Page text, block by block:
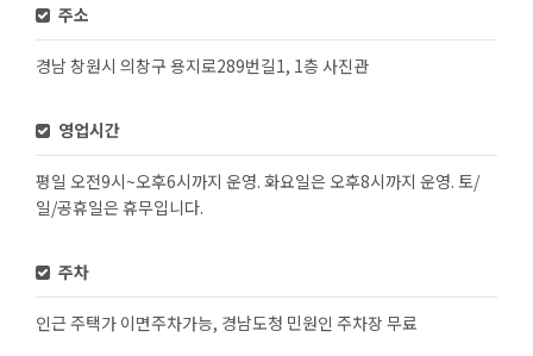
주소
경남 창원시 의창구 용지로289번길1, 1층 사진관
영업시간
평일 오전9시~오후6시까지 운영. 화요일은 오후8시까지 운영. 토/
일/공휴일은 휴무입니다.
주차
인근 주택가 이면주차가능, 경남도청 민원인 주차장 무료